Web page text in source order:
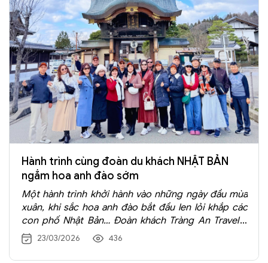
Hành trình cùng đoàn du khách NHẬT BẢN
ngắm hoa anh đào sớm
Một hành trình khởi hành vào những ngày đầu mùa
xuân, khi sắc hoa anh đào bắt đầu len lỏi khắp các
con phố Nhật Bản… Đoàn khách Tràng An Travel 6
ngày 5 đêm, khởi hành ngày 17/3/2026 đã cùng nhau
trải nghiệm trọn vẹn cung đường đẹp nhất: Osaka –
Kyoto – Shirakawa – Matsumoto – Núi Phú Sỹ –
23/03/2026 436